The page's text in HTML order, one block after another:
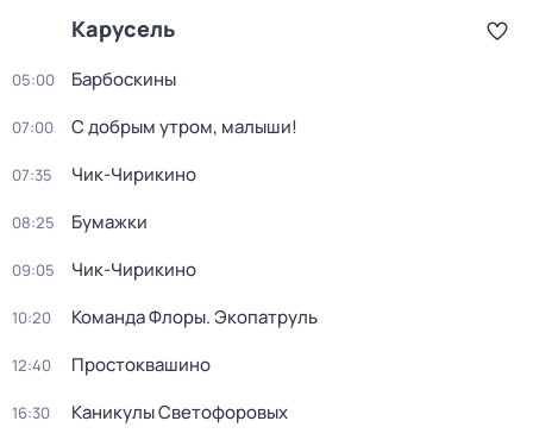
Карусель
05:00 Барбоскины
07:00 С добрым утром, малыши!
07:35 Чик-Чирикино
08:25 Бумажки
09:05 Чик-Чирикино
10:20 Команда Флоры. Экопатруль
12:40 Простоквашино
16:30 Каникулы Светофоровых